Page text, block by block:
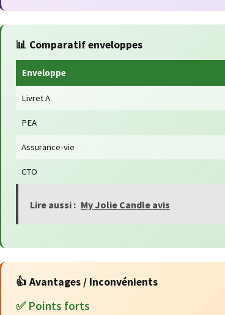
📊 Comparatif enveloppes
Enveloppe
Livret A
PEA
Assurance-vie
CTO
Lire aussi : My Jolie Candle avis
👍 Avantages / Inconvénients
✅ Points forts